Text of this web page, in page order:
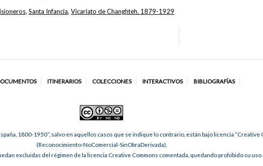
, Santa Infancia, Vicariato de Changhteh. 1879-1929
ITINERARIOS COLECCIONES INTERACTIVOS BIBLIOGRAFÍAS
1800-1950”, salvo en aquellos casos que se indique lo contrario, están bajo licencia “Creative
(Reconocimiento-NoComercial-SinObraDerivada).
excluidas del régimen de la licencia Creative Commons comentada, quedando prohibido su